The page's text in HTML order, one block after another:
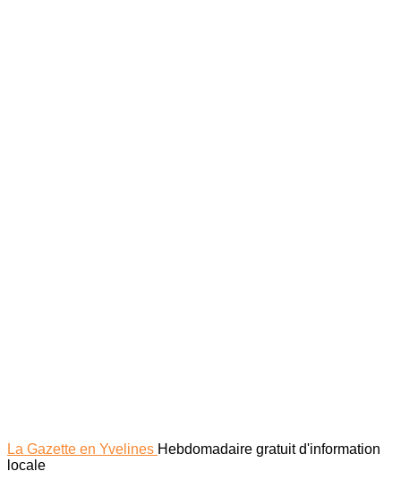
La Gazette en Yvelines Hebdomadaire gratuit d'information
locale